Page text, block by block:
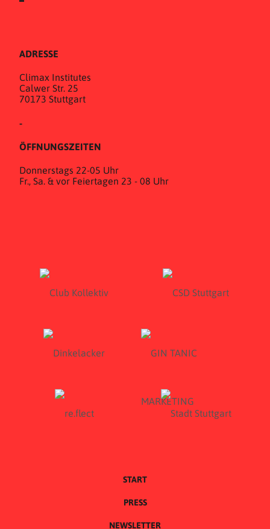
ADRESSE
Climax Institutes
Calwer Str. 25
70173 Stuttgart
-
ÖFFNUNGSZEITEN
Donnerstags 22-05 Uhr
Fr., Sa. & vor Feiertagen 23 - 08 Uhr
START
PRESS
NEWSLETTER